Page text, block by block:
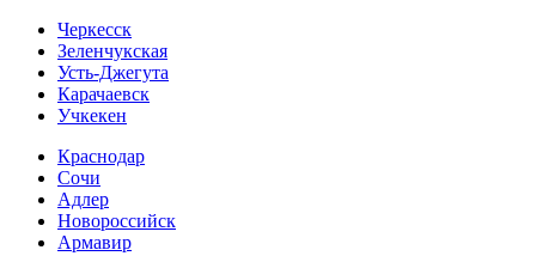
Черкесск
Зеленчукская
Усть-Джегута
Карачаевск
Учкекен
Краснодар
Сочи
Адлер
Новороссийск
Армавир